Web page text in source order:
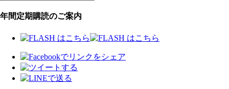
年間定期購読のご案内